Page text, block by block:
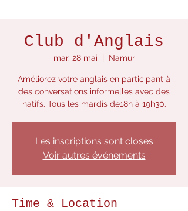
Club d'Anglais
mar. 28 mai
  |
Namur
Améliorez votre anglais en participant à
des conversations informelles avec des
natifs. Tous les mardis de18h à 19h30.
Les inscriptions sont closes
Voir autres événements
Time & Location